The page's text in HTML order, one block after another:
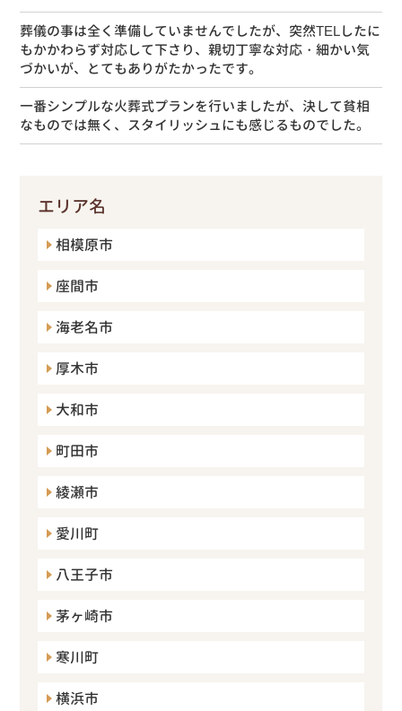
葬儀の事は全く準備していませんでしたが、突然TELしたに
もかかわらず対応して下さり、親切丁寧な対応・細かい気
づかいが、とてもありがたかったです。
一番シンプルな火葬式プランを行いましたが、決して貧相
なものでは無く、スタイリッシュにも感じるものでした。
エリア名
相模原市
座間市
海老名市
厚木市
大和市
町田市
綾瀬市
愛川町
八王子市
茅ヶ崎市
寒川町
横浜市